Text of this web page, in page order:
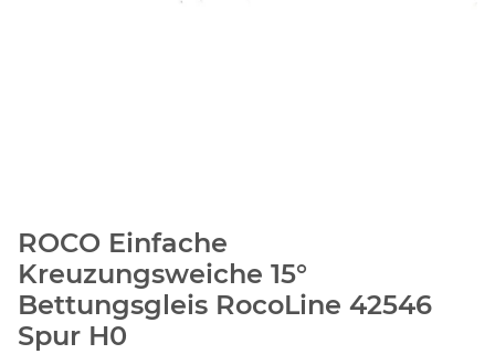
ROCO Einfache
Kreuzungsweiche 15°
Bettungsgleis RocoLine 42546
Spur H0